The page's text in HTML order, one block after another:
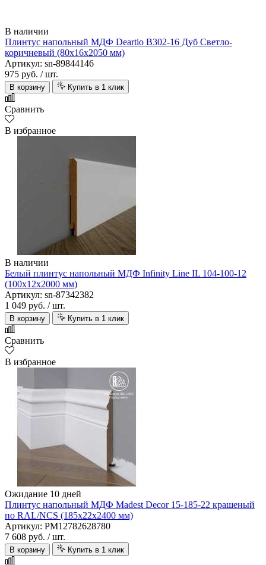
В наличии
Плинтус напольный МДФ Deartio B302-16 Дуб Светло-
коричневый (80х16х2050 мм)
Артикул: sn-89844146
975 руб. / шт.
В корзину Купить в 1 клик
Сравнить
В избранное
В наличии
Белый плинтус напольный МДФ Infinity Line IL 104-100-12
(100х12х2000 мм)
Артикул: sn-87342382
1 049 руб. / шт.
В корзину Купить в 1 клик
Сравнить
В избранное
Ожидание 10 дней
Плинтус напольный МДФ Madest Decor 15-185-22 крашеный
по RAL/NCS (185х22х2400 мм)
Артикул: PM12782628780
7 608 руб. / шт.
В корзину Купить в 1 клик